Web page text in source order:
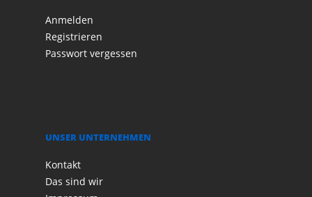
Anmelden
Registrieren
Passwort vergessen
UNSER UNTERNEHMEN
Kontakt
Das sind wir